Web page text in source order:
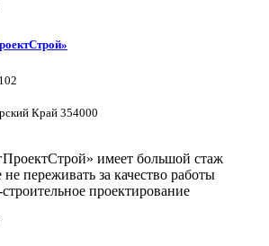
Край 354000
имеет большой стаж
переживать за качество работы
проектирование